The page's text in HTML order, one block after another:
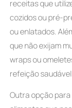
receitas que
cozidos ou pré-
ou enlatados.
que não exijam
wraps ou
refeição
Outra opção